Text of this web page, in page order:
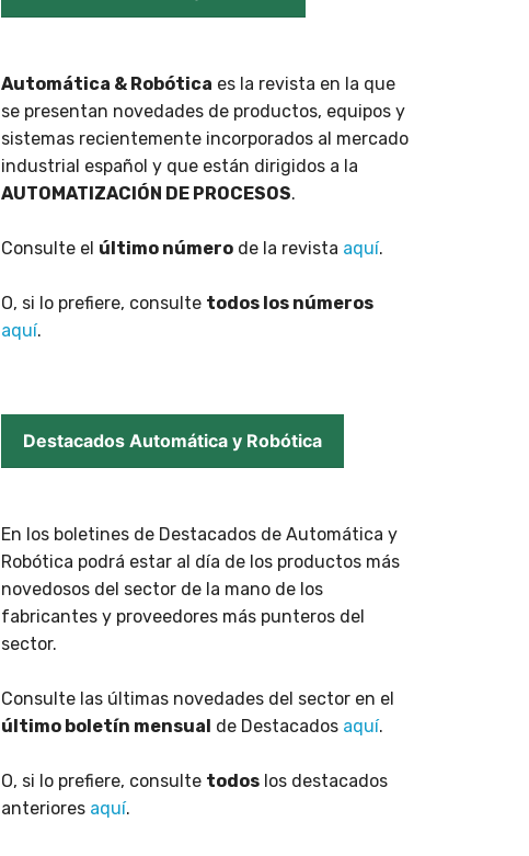
Automática & Robótica es la revista en la que
se presentan novedades de productos, equipos y
sistemas recientemente incorporados al mercado
industrial español y que están dirigidos a la
AUTOMATIZACIÓN DE PROCESOS.
Consulte el último número de la revista aquí.
O, si lo prefiere, consulte todos los números
aquí.
Destacados Automática y Robótica
En los boletines de Destacados de Automática y
Robótica podrá estar al día de los productos más
novedosos del sector de la mano de los
fabricantes y proveedores más punteros del
sector.
Consulte las últimas novedades del sector en el
último boletín mensual de Destacados aquí.
O, si lo prefiere, consulte todos los destacados
anteriores aquí.